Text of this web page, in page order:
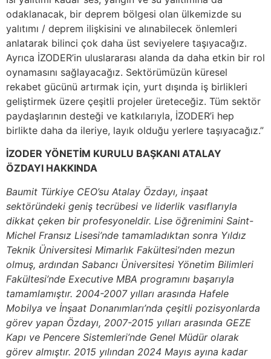
odaklanacak, bir deprem bölgesi olan ülkemizde su
yalıtımı / deprem ilişkisini ve alınabilecek önlemleri
anlatarak bilinci çok daha üst seviyelere taşıyacağız.
Ayrıca İZODER’in uluslararası alanda da daha etkin bir rol
oynamasını sağlayacağız. Sektörümüzün küresel
rekabet gücünü artırmak için, yurt dışında iş birlikleri
geliştirmek üzere çeşitli projeler üreteceğiz. Tüm sektör
paydaşlarının desteği ve katkılarıyla, İZODER’i hep
birlikte daha da ileriye, layık olduğu yerlere taşıyacağız.”
İZODER YÖNETİM KURULU BAŞKANI ATALAY
ÖZDAYI HAKKINDA
Baumit Türkiye CEO’su Atalay Özdayı, inşaat
sektöründeki geniş tecrübesi ve liderlik vasıflarıyla
dikkat çeken bir profesyoneldir. Lise öğrenimini Saint-
Michel Fransız Lisesi’nde tamamladıktan sonra Yıldız
Teknik Üniversitesi Mimarlık Fakültesi’nden mezun
olmuş, ardından Sabancı Üniversitesi Yönetim Bilimleri
Fakültesi’nde Executive MBA programını başarıyla
tamamlamıştır. 2004-2007 yılları arasında Hafele
Mobilya ve İnşaat Donanımları’nda çeşitli pozisyonlarda
görev yapan Özdayı, 2007-2015 yılları arasında GEZE
Kapı ve Pencere Sistemleri’nde Genel Müdür olarak
görev almıştır. 2015 yılından 2024 Mayıs ayına kadar